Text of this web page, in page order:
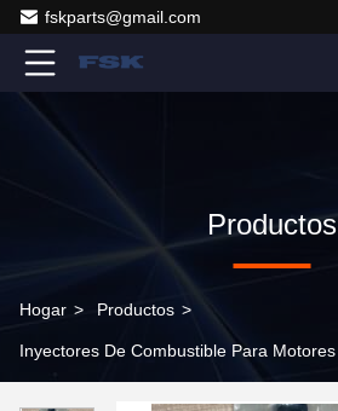
fskparts@gmail.com
Productos
Hogar > Productos >
Inyectores De Combustible Para Motores